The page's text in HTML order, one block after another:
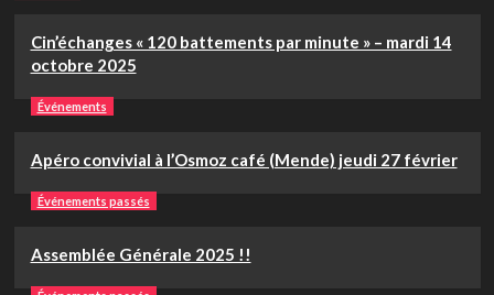
Cin’échanges « 120 battements par minute » – mardi 14
octobre 2025
Événements
Apéro convivial à l’Osmoz café (Mende) jeudi 27 février
Événements passés
Assemblée Générale 2025 !!